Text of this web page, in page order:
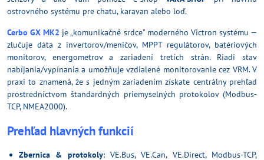
ostrovného systému pre chatu, karavan alebo loď.
Cerbo GX MK2 je „komunikačné srdce" moderného Victron systému —
zlučuje dáta z invertorov/meničov, MPPT regulátorov, batériových
monitorov, energometrov a zariadení tretích strán. Riadi stav
nabíjania/vypínania a umožňuje vzdialené monitorovanie cez VRM. V
praxi to znamená, že s jedným zariadením získate centrálny prehľad
prostredníctvom štandardných priemyselných protokolov (Modbus-
TCP, NMEA2000).
Prehľad hlavných funkcií
Zbernica & protokoly: VE.Bus, VE.Can, VE.Direct, Modbus-TCP,